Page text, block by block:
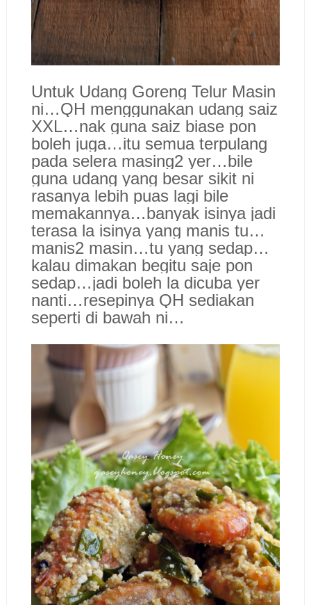
Untuk Udang Goreng Telur Masin
ni…QH menggunakan udang saiz
XXL…nak guna saiz biase pon
boleh juga…itu semua terpulang
pada selera masing2 yer…bile
guna udang yang besar sikit ni
rasanya lebih puas lagi bile
memakannya…banyak isinya jadi
terasa la isinya yang manis tu…
manis2 masin…tu yang sedap…
kalau dimakan begitu saje pon
sedap…jadi boleh la dicuba yer
nanti…resepinya QH sediakan
seperti di bawah ni…